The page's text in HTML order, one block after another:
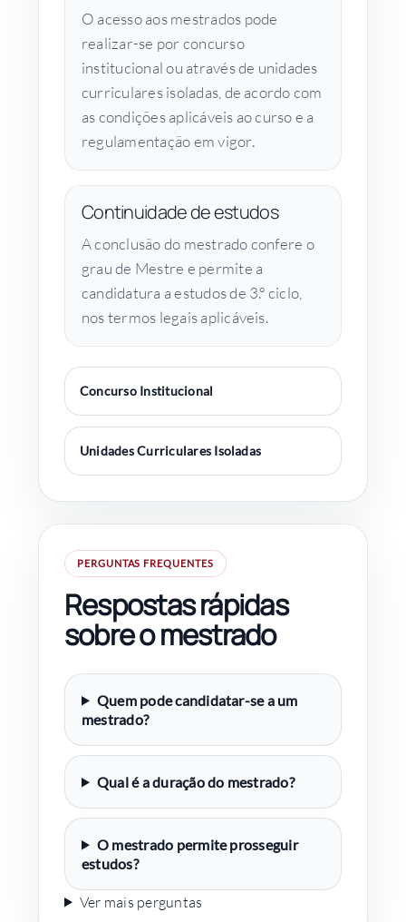
O acesso aos mestrados pode
realizar-se por concurso
institucional ou através de unidades
curriculares isoladas, de acordo com
as condições aplicáveis ao curso e a
regulamentação em vigor.
Continuidade de estudos
A conclusão do mestrado confere o
grau de Mestre e permite a
candidatura a estudos de 3.º ciclo,
nos termos legais aplicáveis.
Concurso Institucional
Unidades Curriculares Isoladas
PERGUNTAS FREQUENTES
Respostas rápidas
sobre o mestrado
Quem pode candidatar-se a um
mestrado?
Qual é a duração do mestrado?
O mestrado permite prosseguir
estudos?
Ver mais perguntas